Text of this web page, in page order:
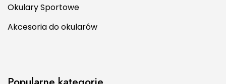
Okulary Sportowe
Akcesoria do okularów